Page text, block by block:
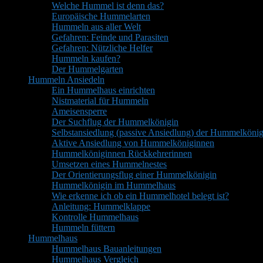
Welche Hummel ist denn das?
Europäische Hummelarten
Hummeln aus aller Welt
Gefahren: Feinde und Parasiten
Gefahren: Nützliche Helfer
Hummeln kaufen?
Der Hummelgarten
Hummeln Ansiedeln
Ein Hummelhaus einrichten
Nistmaterial für Hummeln
Ameisensperre
Der Suchflug der Hummelkönigin
Selbstansiedlung (passive Ansiedlung) der
Aktive Ansiedlung von Hummelköniginnen
Hummelköniginnen Rückkehrerinnen
Umsetzen eines Hummelnestes
Der Orientierungsflug einer Hummelkönigin
Hummelkönigin im Hummelhaus
Wie erkenne ich ob ein Hummelhotel belegt ist?
Anleitung: Hummelklappe
Kontrolle Hummelhaus
Hummeln füttern
Hummelhaus
Hummelhaus Bauanleitungen
Hummelhaus Vergleich